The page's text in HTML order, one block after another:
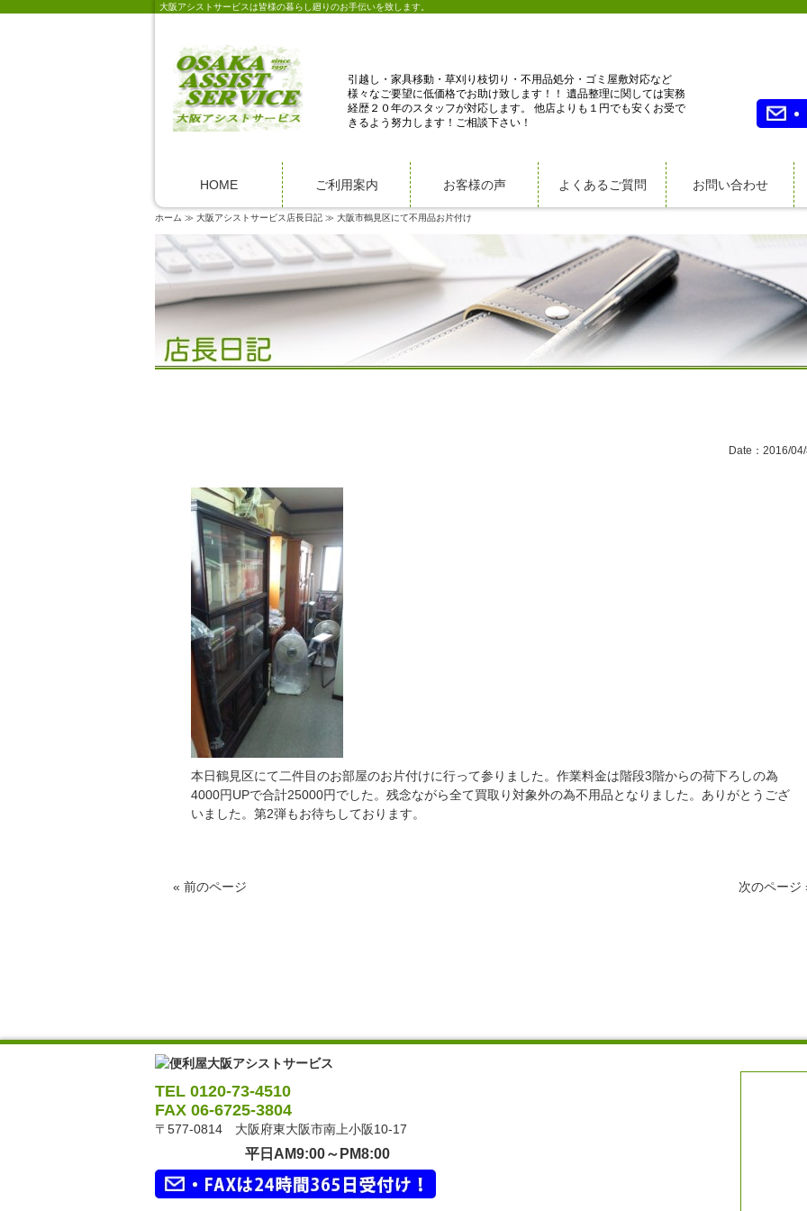
大阪アシストサービスは皆様の暮らし廻りのお手伝いを致します。
引越し・家具移動・草刈り枝切り・不用品処分・ゴミ屋敷対応など
様々なご要望に低価格でお助け致します！！ 遺品整理に関しては実務
経歴２０年のスタッフが対応します。 他店よりも１円でも安くお受で
きるよう努力します！ご相談下さい！
HOME ご利用案内 お客様の声 よくあるご質問 お問い合わせ
ホーム 大阪アシストサービス店長日記 大阪市鶴見区にて不用品お片付け
Date：2016/
本日鶴見区にて二件目のお部屋のお片付けに行って参りました。作業料金は階段3階からの荷下ろしの為
4000円UPで合計25000円でした。残念ながら全て買取り対象外の為不用品となりました。ありがとうござ
いました。第2弾もお待ちしております。
« 前のページ 次のページ
TEL 0120-73-4510
FAX 06-6725-3804
〒577-0814 大阪府東大阪市南上小阪10-17
平日AM9:00～PM8:00